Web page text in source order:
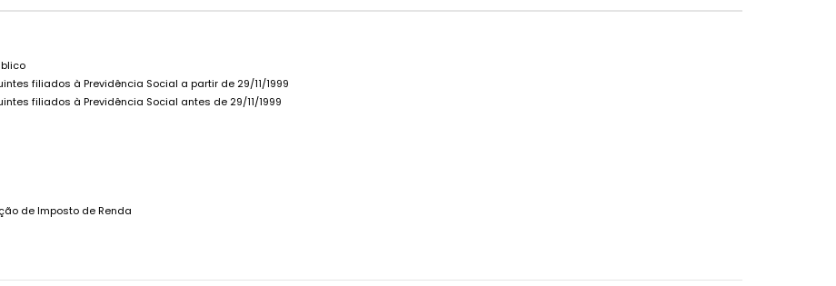
filiados à Previdência Social a partir de 29/11/1999
filiados à Previdência Social antes de 29/11/1999
de Imposto de Renda